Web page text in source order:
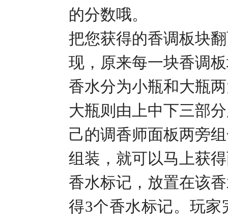
的分数哦。
把您获得的香调板块
现，原来每一块香调
香水分为小瓶和大瓶
大瓶则由上中下三部
己的调香师面板两旁
组装，就可以马上获
香水标记，放置在该
得3个香水标记。玩家